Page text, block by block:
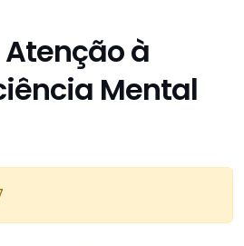
à
Mental